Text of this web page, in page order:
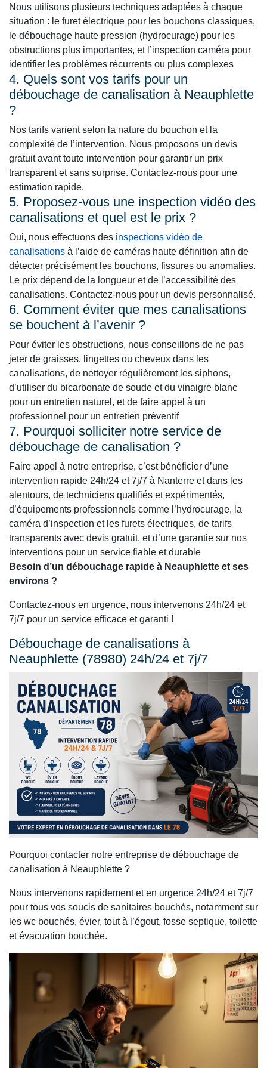
Nous utilisons plusieurs techniques adaptées à chaque
situation : le furet électrique pour les bouchons classiques,
le débouchage haute pression (hydrocurage) pour les
obstructions plus importantes, et l’inspection caméra pour
identifier les problèmes récurrents ou plus complexes
4. Quels sont vos tarifs pour un
débouchage de canalisation à Neauphlette
?
Nos tarifs varient selon la nature du bouchon et la
complexité de l’intervention. Nous proposons un devis
gratuit avant toute intervention pour garantir un prix
transparent et sans surprise. Contactez-nous pour une
estimation rapide.
5. Proposez-vous une inspection vidéo des
canalisations et quel est le prix ?
Oui, nous effectuons des inspections vidéo de
canalisations à l’aide de caméras haute définition afin de
détecter précisément les bouchons, fissures ou anomalies.
Le prix dépend de la longueur et de l’accessibilité des
canalisations. Contactez-nous pour un devis personnalisé.
6. Comment éviter que mes canalisations
se bouchent à l’avenir ?
Pour éviter les obstructions, nous conseillons de ne pas
jeter de graisses, lingettes ou cheveux dans les
canalisations, de nettoyer régulièrement les siphons,
d’utiliser du bicarbonate de soude et du vinaigre blanc
pour un entretien naturel, et de faire appel à un
professionnel pour un entretien préventif
7. Pourquoi solliciter notre service de
débouchage de canalisation ?
Faire appel à notre entreprise, c’est bénéficier d’une
intervention rapide 24h/24 et 7j/7 à Nanterre et dans les
alentours, de techniciens qualifiés et expérimentés,
d’équipements professionnels comme l’hydrocurage, la
caméra d’inspection et les furets électriques, de tarifs
transparents avec devis gratuit, et d’une garantie sur nos
interventions pour un service fiable et durable
Besoin d’un débouchage rapide à Neauphlette et ses
environs ?
Contactez-nous en urgence, nous intervenons 24h/24 et
7j/7 pour un service efficace et garanti !
Débouchage de canalisations à
Neauphlette (78980) 24h/24 et 7j/7
Pourquoi contacter notre entreprise de débouchage de
canalisation à Neauphlette ?
Nous intervenons rapidement et en urgence 24h/24 et 7j/7
pour tous vos soucis de sanitaires bouchés, notamment sur
les wc bouchés, évier, tout à l’égout, fosse septique, toilette
et évacuation bouchée.